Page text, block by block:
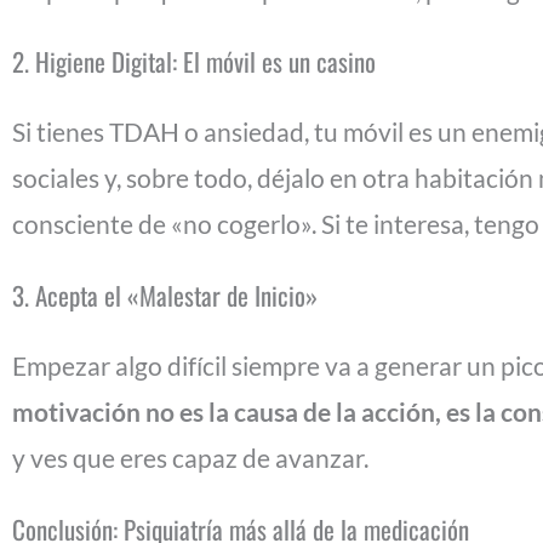
2. Higiene Digital: El móvil es un casino
Si tienes TDAH o ansiedad, tu móvil es un
sociales y, sobre todo, déjalo en otra
consciente de «no cogerlo». Si te interesa,
3. Acepta el «Malestar de Inicio»
Empezar algo difícil siempre va a generar un
motivación no es la causa de la acción, es la
y ves que eres capaz de avanzar.
Conclusión: Psiquiatría más allá de la medicación